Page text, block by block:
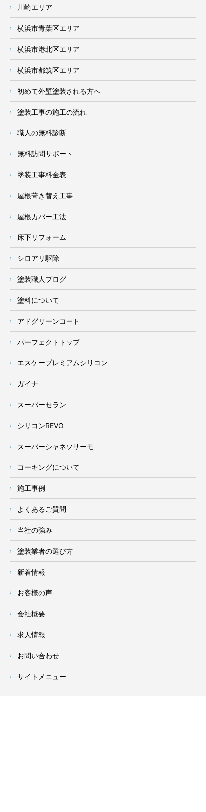
川崎エリア
横浜市青葉区エリア
横浜市港北区エリア
横浜市都筑区エリア
初めて外壁塗装される方へ
塗装工事の施工の流れ
職人の無料診断
無料訪問サポート
塗装工事料金表
屋根葺き替え工事
屋根カバー工法
床下リフォーム
シロアリ駆除
塗装職人ブログ
塗料について
アドグリーンコート
パーフェクトトップ
エスケープレミアムシリコン
ガイナ
スーパーセラン
シリコンREVO
スーパーシャネツサーモ
コーキングについて
施工事例
よくあるご質問
当社の強み
塗装業者の選び方
新着情報
お客様の声
会社概要
求人情報
お問い合わせ
サイトメニュー